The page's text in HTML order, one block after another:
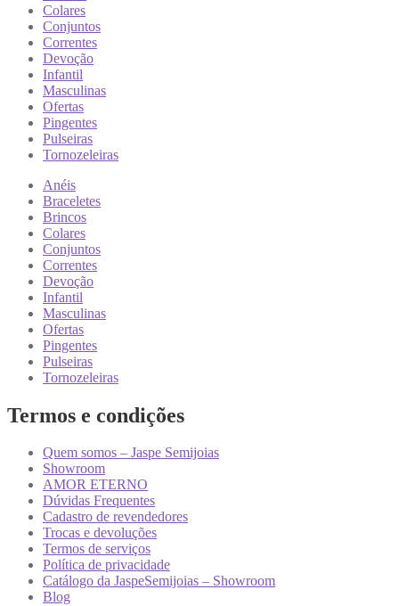
Colares
Conjuntos
Correntes
Devoção
Infantil
Masculinas
Ofertas
Pingentes
Pulseiras
Tornozeleiras
Anéis
Braceletes
Brincos
Colares
Conjuntos
Correntes
Devoção
Infantil
Masculinas
Ofertas
Pingentes
Pulseiras
Tornozeleiras
Termos e condições
Quem somos – Jaspe Semijoias
Showroom
AMOR ETERNO
Dúvidas Frequentes
Cadastro de revendedores
Trocas e devoluções
Termos de serviços
Política de privacidade
Catálogo da JaspeSemijoias – Showroom
Blog